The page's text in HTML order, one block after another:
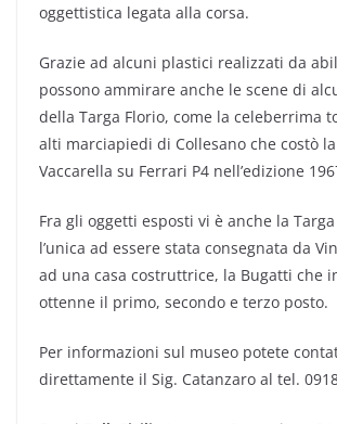
oggettistica legata alla corsa.
Grazie ad alcuni plastici realizzati da
possono ammirare anche le scene di
della Targa Florio, come la celeberrima
alti marciapiedi di Collesano che costò
Vaccarella su Ferrari P4 nell’edizione
Fra gli oggetti esposti vi è anche la
l’unica ad essere stata consegnata da
ad una casa costruttrice, la Bugatti che
ottenne il primo, secondo e terzo posto.
Per informazioni sul museo potete
direttamente il Sig. Catanzaro al tel.